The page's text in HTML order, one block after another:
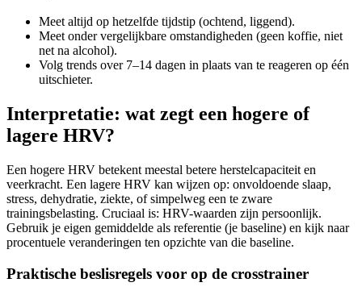
Meet altijd op hetzelfde tijdstip (ochtend, liggend).
Meet onder vergelijkbare omstandigheden (geen koffie, niet
net na alcohol).
Volg trends over 7–14 dagen in plaats van te reageren op één
uitschieter.
Interpretatie: wat zegt een hogere of
lagere HRV?
Een hogere HRV betekent meestal betere herstelcapaciteit en
veerkracht. Een lagere HRV kan wijzen op: onvoldoende slaap,
stress, dehydratie, ziekte, of simpelweg een te zware
trainingsbelasting. Cruciaal is: HRV-waarden zijn persoonlijk.
Gebruik je eigen gemiddelde als referentie (je baseline) en kijk naar
procentuele veranderingen ten opzichte van die baseline.
Praktische beslisregels voor op de crosstrainer